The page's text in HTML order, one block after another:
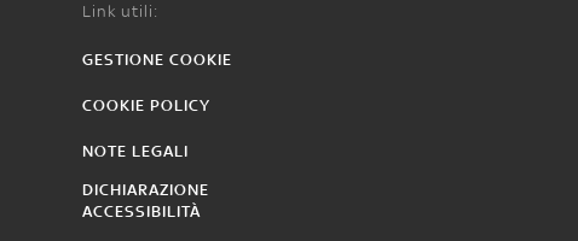
Link utili:
GESTIONE COOKIE
COOKIE POLICY
NOTE LEGALI
DICHIARAZIONE
ACCESSIBILITÀ